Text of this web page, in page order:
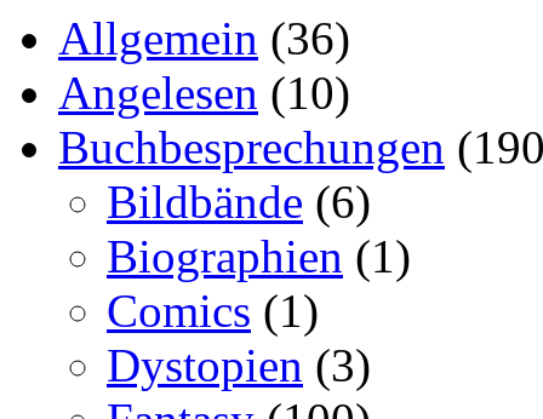
Allgemein (36)
Angelesen (10)
Buchbesprechungen
Bildbände (6)
Biographien (1)
Comics (1)
Dystopien (3)